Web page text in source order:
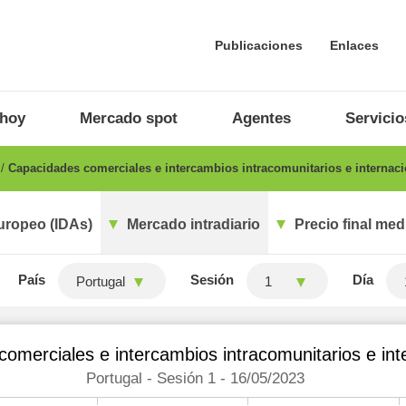
Publicaciones Enlaces
Mercado spot Agentes
Capacidades comerciales e intercambios intracomunitarios e
(IDAs) Mercado intradiario Precio final
País Portugal Sesión 1 Día
e intercambios intracomunitarios e
Portugal - Sesión 1 - 16/05/2023